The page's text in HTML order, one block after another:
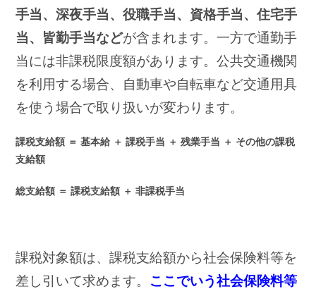
手当、深夜手当、役職手当、資格手当、住宅手
当、皆勤手当などが含まれます。一方で通勤手
当には非課税限度額があります。公共交通機関
を利用する場合、自動車や自転車など交通用具
を使う場合で取り扱いが変わります。
課税支給額 ＝ 基本給 ＋ 課税手当 ＋ 残業手当 ＋ その他の課税
支給額
総支給額 ＝ 課税支給額 ＋ 非課税手当
課税対象額は、課税支給額から社会保険料等を
差し引いて求めます。 ここでいう社会保険料等